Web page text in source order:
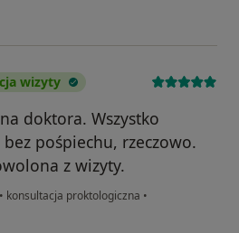
wizyty
doktora. Wszystko
bez pośpiechu, rzeczowo.
z wizyty.
• konsultacja proktologiczna •